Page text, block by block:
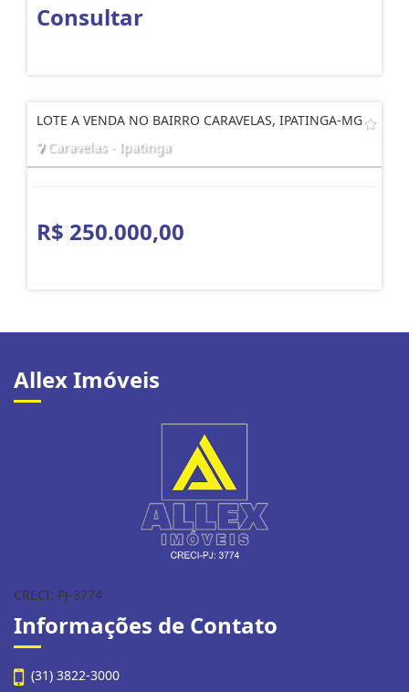
Consultar
LOTE A VENDA NO BAIRRO CARAVELAS, IPATINGA-MG
Caravelas - Ipatinga
R$ 250.000,00
Allex Imóveis
CRECI: PJ-3774
Informações de Contato
(31) 3822-3000